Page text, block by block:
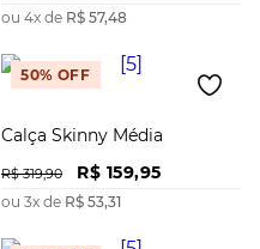
ou 4x de R$ 57,48
50% OFF
Calça Skinny Média
R$ 319,90 R$ 159,95
ou 3x de R$ 53,31